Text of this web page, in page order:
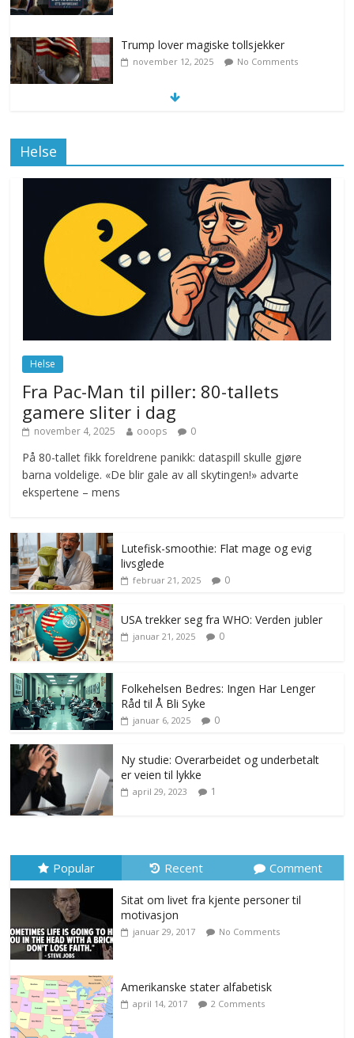
Trump lover magiske tollsjekker
november 12, 2025 No Comments
Drone stopper flytrafikken i Stockholm,
ekspert mistenker MDG
november 6, 2025 No Comments
Norge innfører nullvisjon for nedbør
juni 23, 2026 No Comments
Helse
Helse
Fra Pac-Man til piller: 80-tallets
gamere sliter i dag
november 4, 2025 ooops 0
På 80-tallet fikk foreldrene panikk: dataspill skulle gjøre
barna voldelige. «De blir gale av all skytingen!» advarte
ekspertene – mens
Lutefisk-smoothie: Flat mage og evig
livsglede
februar 21, 2025 0
USA trekker seg fra WHO: Verden jubler
januar 21, 2025 0
Folkehelsen Bedres: Ingen Har Lenger
Råd til Å Bli Syke
januar 6, 2025 0
Ny studie: Overarbeidet og underbetalt
er veien til lykke
april 29, 2023 1
Popular Recent Comment
Sitat om livet fra kjente personer til
motivasjon
januar 29, 2017 No Comments
Amerikanske stater alfabetisk
april 14, 2017 2 Comments